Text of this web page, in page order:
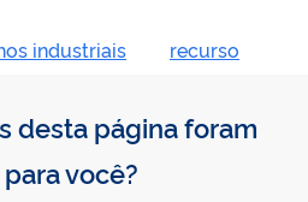
industriais recurso
desta página foram
você?